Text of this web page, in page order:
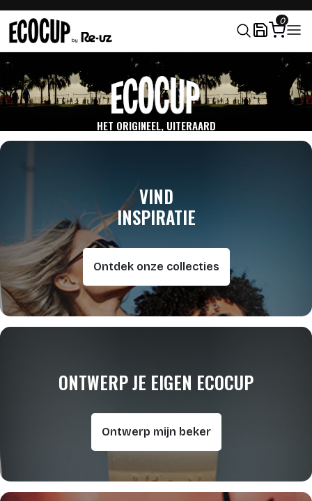
0
HET ORIGINEEL, UITERAARD
VIND
INSPIRATIE
Ontdek onze collecties
ONTWERP JE EIGEN ECOCUP
Ontwerp mijn beker